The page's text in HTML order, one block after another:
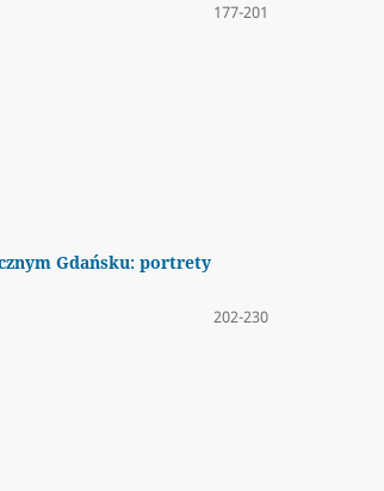
177-201
Gdańsku: portrety
202-230